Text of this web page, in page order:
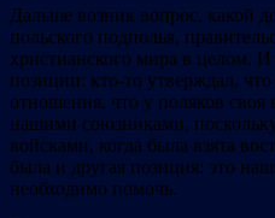
Дальше возник вопрос, какой
польского подполья,
христианского мира в целом.
позиции: кто-то утверждал,
отношения, что у поляков
нашими союзниками,
войсками, когда была взята
была и другая позиция: это
необходимо помочь.